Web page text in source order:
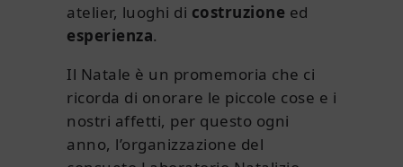
atelier, luoghi di costruzione ed
esperienza.
Il Natale è un promemoria che ci
ricorda di onorare le piccole cose e i
nostri affetti, per questo ogni
anno, l’organizzazione del